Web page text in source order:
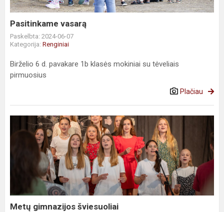
Pasitinkame vasarą
Paskelbta: 2024-06-07
Kategorija: Renginiai
Birželio 6 d. pavakare 1b klasės mokiniai su tėveliais
pirmuosius
Plačiau
gimnazijos
šviesuoliai
Metų gimnazijos šviesuoliai